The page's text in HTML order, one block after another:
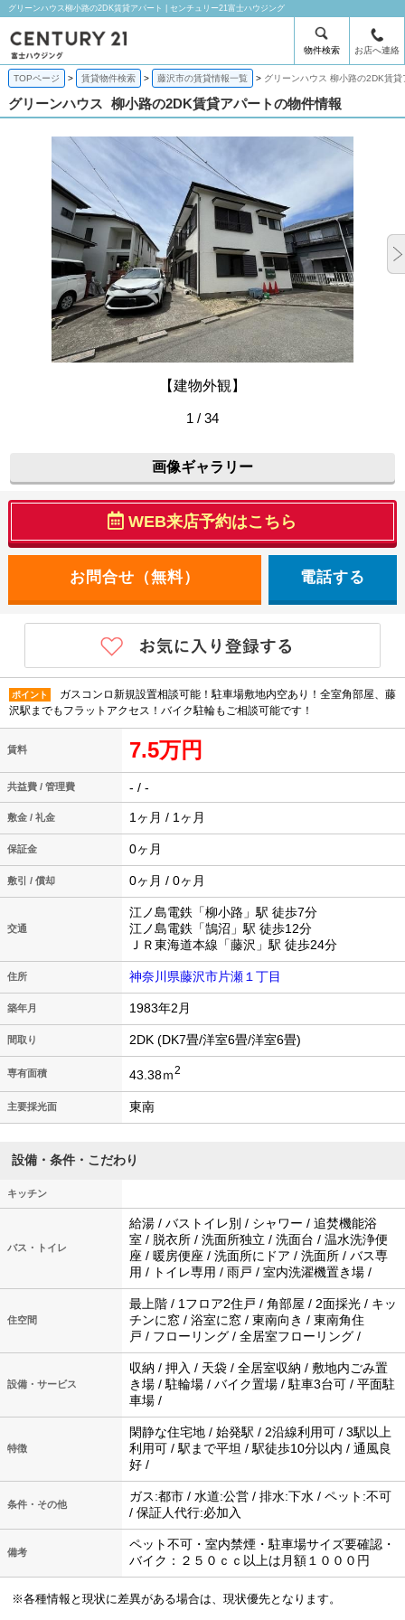
グリーンハウス柳小路の2DK賃貸アパート | センチュリー21富士ハウジング
物件検索 お店へ連絡
TOPページ 賃貸物件検索 藤沢市の賃貸情報一覧 グリーンハウス 柳小路の2DK賃貸
グリーンハウス 柳小路の2DK賃貸アパートの物件情報
【建物外観】
1 / 34
画像ギャラリー
WEB来店予約はこちら
電話する
ポイント
ガスコンロ新規設置相談可能！駐車場敷地内空あり！全室角部屋、藤
沢駅までもフラットアクセス！バイク駐輪もご相談可能です！
賃料 7.5万円
共益費 / 管理費 - / -
敷金 / 礼金 1ヶ月 / 1ヶ月
保証金 0ヶ月
敷引 / 償却 0ヶ月 / 0ヶ月
交通
江ノ島電鉄「柳小路」駅 徒歩7分
江ノ島電鉄「鵠沼」駅 徒歩12分
ＪＲ東海道本線「藤沢」駅 徒歩24分
住所 神奈川県藤沢市片瀬１丁目
築年月 1983年2月
間取り 2DK (DK7畳/洋室6畳/洋室6畳)
専有面積 43.38ｍ2
主要採光面 東南
設備・条件・こだわり
キッチン
バス・トイレ
給湯 / バストイレ別 / シャワー / 追焚機能浴
室 / 脱衣所 / 洗面所独立 / 洗面台 / 温水洗浄便
座 / 暖房便座 / 洗面所にドア / 洗面所 / バス専
用 / トイレ専用 / 雨戸 / 室内洗濯機置き場 /
住空間
最上階 / 1フロア2住戸 / 角部屋 / 2面採光 / キッ
チンに窓 / 浴室に窓 / 東南向き / 東南角住
戸 / フローリング / 全居室フローリング /
設備・サービス
収納 / 押入 / 天袋 / 全居室収納 / 敷地内ごみ置
き場 / 駐輪場 / バイク置場 / 駐車3台可 / 平面駐
車場 /
特徴
閑静な住宅地 / 始発駅 / 2沿線利用可 / 3駅以上
利用可 / 駅まで平坦 / 駅徒歩10分以内 / 通風良
好 /
条件・その他
ガス:都市 / 水道:公営 / 排水:下水 / ペット:不可
/ 保証人代行:必加入
備考
ペット不可・室内禁煙・駐車場サイズ要確認・
バイク：２５０ｃｃ以上は月額１０００円
※各種情報と現状に差異がある場合は、現状優先となります。